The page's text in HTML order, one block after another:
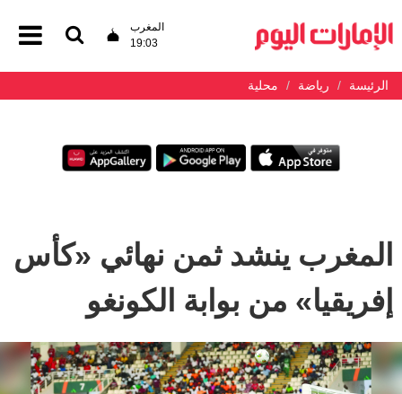
المغرب
19:03
الرئيسة رياضة محلية
المغرب ينشد ثمن نهائي «كأس
إفريقيا» من بوابة الكونغو